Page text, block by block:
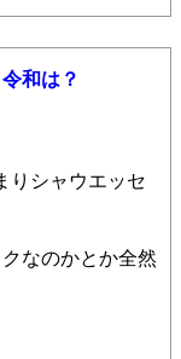
和は？
りシャウエッセ
なのかとか全然